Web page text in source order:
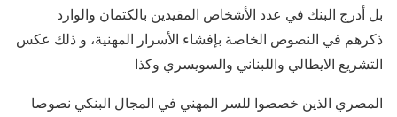
بل أدرج البنك في عدد الأشخاص المقيدين بالكتمان والوارد
ذكرهم في النصوص الخاصة بإفشاء الأسرار المهنية، و ذلك عكس
التشريع الايطالي واللبناني والسويسري وكذا
المصري الذين خصصوا للسر المهني في المجال البنكي نصوصا